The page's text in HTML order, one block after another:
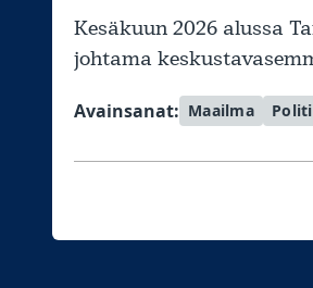
Kesäkuun 2026 alussa
johtama
Avainsanat: Maailma